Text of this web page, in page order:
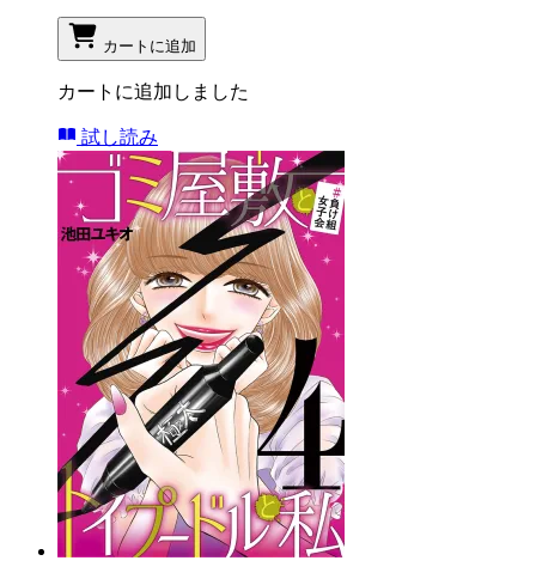
カートに追加
カートに追加しました
試し読み